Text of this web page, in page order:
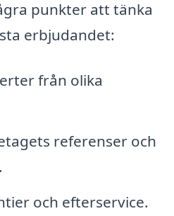
punkter att tänka
erbjudandet:
från olika
referenser och
och efterservice.